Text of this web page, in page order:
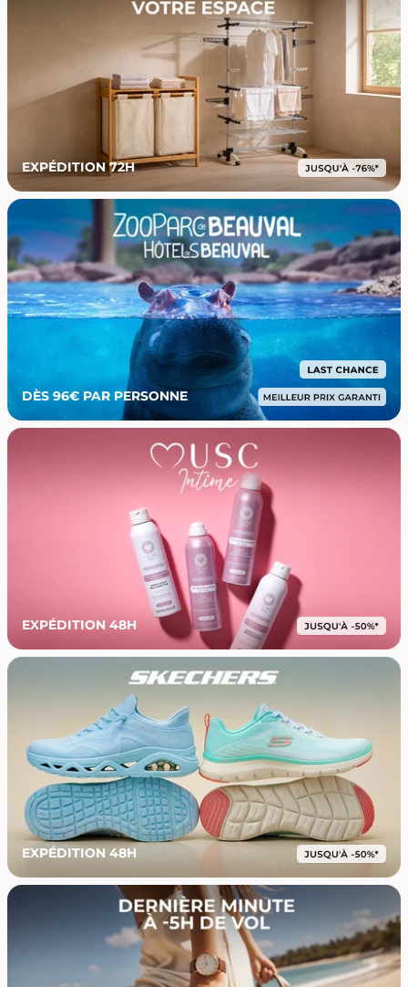
EXPÉDITION 72H
DÈS 96€ PAR PERSONNE
EXPÉDITION 48H
EXPÉDITION 48H